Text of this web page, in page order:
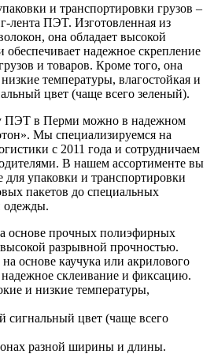
и транспортировки грузов –
лента ПЭT. Изготовленная из
она обладает высокой
надежное скрепление
и товаров. Кроме того, она
температуры, влагостойкая и
цвет (чаще всего зеленый).
ПЭT в Перми можно в надежном
Мы специализируемся на
с 2011 года и сотрудничаем
В нашем ассортименте вы
для упаковки и транспортировки
пакетов до специальных
одежды.
основе прочных полиэфирных
разрывной прочностью.
основе каучука или акрилового
надежное склеивание и фиксацию.
и низкие температуры,
сигнальный цвет (чаще всего
разной ширины и длины.